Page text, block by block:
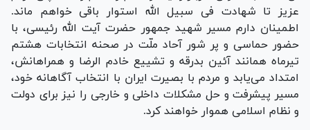
عزیز تا شهادت فی سبیل الله استوار باقی خواهم ماند.
اطمینان دارم مسیر شهید جمهور حضرت آیت الله رئیسی، با
حضور حماسی و پر شور آحاد ملّت در صحنه انتخابات هشتم
تیرماه همانند آئین بدرقه و تشییع خادم الرضا و همراهانش،
امتداد می‌یابد و مردم با بصیرت ایران با انتخاب آگاهانه خود،
مسیر پیشرفت و حل مشکلات داخلی و خارجی را نیز برای دولت
و نظام اسلامی هموار خواهند کرد.